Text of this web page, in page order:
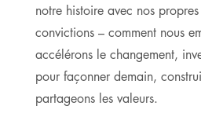
notre histoire avec nos
convictions – comment nous
accélérons le changement,
pour façonner demain,
partageons les valeurs.